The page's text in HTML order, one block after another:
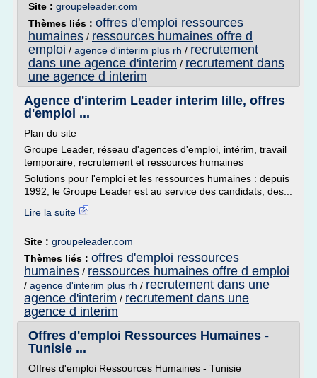
Site : groupeleader.com
Thèmes liés : offres d'emploi ressources
humaines / ressources humaines offre d
emploi / agence d'interim plus rh / recrutement
dans une agence d'interim / recrutement dans
une agence d interim
Agence d'interim Leader interim lille, offres
d'emploi ...
Plan du site
Groupe Leader, réseau d'agences d'emploi, intérim, travail
temporaire, recrutement et ressources humaines
Solutions pour l'emploi et les ressources humaines : depuis
1992, le Groupe Leader est au service des candidats, des...
Lire la suite
Site : groupeleader.com
Thèmes liés : offres d'emploi ressources
humaines / ressources humaines offre d emploi
/ agence d'interim plus rh / recrutement dans une
agence d'interim / recrutement dans une
agence d interim
Offres d'emploi Ressources Humaines -
Tunisie ...
Offres d'emploi Ressources Humaines - Tunisie